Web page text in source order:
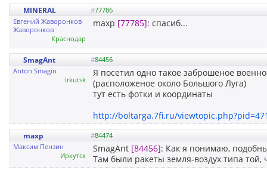
MINERAL #77786
Евгений Жаворонков
Жаворонков
Краснодар
maxp [77785]: спасиб...
SmagAnt #84456
Anton Smagin
Irkutsk
Я посетил одно такое заброшеное
(расположеное около Большого Луга)
тут есть фотки и координаты
http://boltarga.7fi.ru/
maxp #84474
Максим Пензин
Иркутск
SmagAnt [84456]: Как я понимаю,
Там были ракеты земля-воздух типа